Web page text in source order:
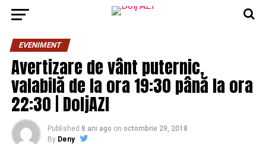
EVENIMENT
Avertizare de vânt puternic,
valabilă de la ora 19:30 până la ora
22:30 | DoljAZI
Published 8 ani ago on octombrie 29, 2018
By Deny